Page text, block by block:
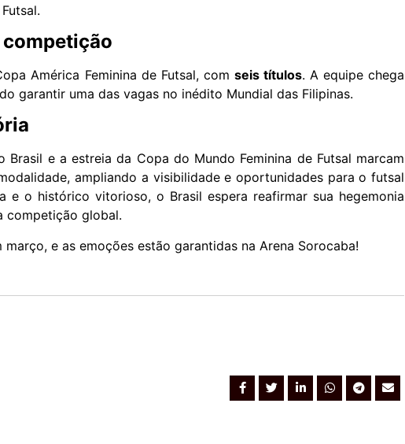
América Feminina de Futsal, com seis títulos. A equipe chega
garantir uma das vagas no inédito Mundial das Filipinas.
Brasil e a estreia da Copa do Mundo Feminina de Futsal marcam
ampliando a visibilidade e oportunidades para o futsal
e o histórico vitorioso, o Brasil espera reafirmar sua hegemonia
competição global.
e as emoções estão garantidas na Arena Sorocaba!